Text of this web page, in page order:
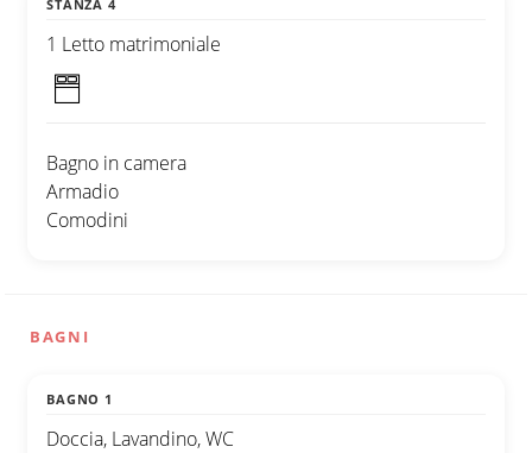
STANZA 4
1 Letto matrimoniale
Bagno in camera
Armadio
Comodini
BAGNI
BAGNO 1
Doccia, Lavandino, WC